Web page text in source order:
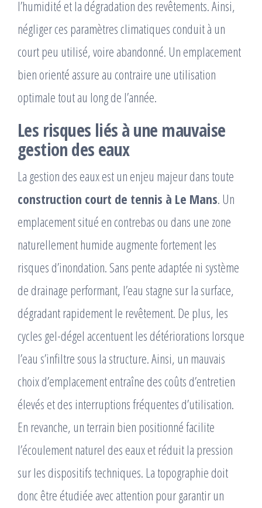
l’humidité et la dégradation des revêtements. Ainsi,
négliger ces paramètres climatiques conduit à un
court peu utilisé, voire abandonné. Un emplacement
bien orienté assure au contraire une utilisation
optimale tout au long de l’année.
Les risques liés à une mauvaise
gestion des eaux
La gestion des eaux est un enjeu majeur dans toute
construction court de tennis à Le Mans. Un
emplacement situé en contrebas ou dans une zone
naturellement humide augmente fortement les
risques d’inondation. Sans pente adaptée ni système
de drainage performant, l’eau stagne sur la surface,
dégradant rapidement le revêtement. De plus, les
cycles gel-dégel accentuent les détériorations lorsque
l’eau s’infiltre sous la structure. Ainsi, un mauvais
choix d’emplacement entraîne des coûts d’entretien
élevés et des interruptions fréquentes d’utilisation.
En revanche, un terrain bien positionné facilite
l’écoulement naturel des eaux et réduit la pression
sur les dispositifs techniques. La topographie doit
donc être étudiée avec attention pour garantir un